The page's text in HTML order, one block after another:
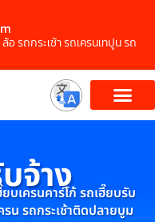
รถกระเช้า รถเครนเทปูน รถ
จ้าง
บเครนคาร์โก้ รถเฮี๊ยบรับ
น รถกระเช้าติดปลายบูม